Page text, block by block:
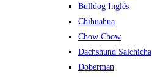
Bulldog Inglés
Chihuahua
Chow Chow
Dachshund Salchicha
Doberman